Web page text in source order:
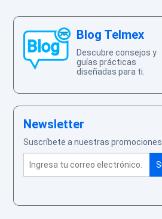
Blog Telmex
Descubre consejos y
guías prácticas
diseñadas para ti.
Newsletter
Suscríbete a nuestras promociones